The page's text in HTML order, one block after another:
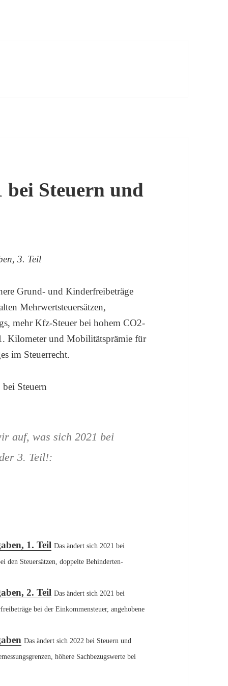
bei Steuern und
3. Teil
Grund- und Kinderfreibeträge
Mehrwertsteuersätzen,
mehr Kfz-Steuer bei hohem CO2-
Kilometer und Mobilitätsprämie für
im Steuerrecht.
auf, was sich 2021 bei
3. Teil!:
3. Teil
1. Teil Das ändert sich 2021 bei
den Steuersätzen, doppelte Behinderten-
2. Teil Das ändert sich 2021 bei
bei der Einkommensteuer, angehobene
Das ändert sich 2022 bei Steuern und
höhere Sachbezugswerte bei